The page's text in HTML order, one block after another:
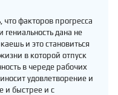
что факторов прогресса
гениальность дана не
и это становиться
в которой отпуск
в череде рабочих
удовлетворение и
и быстрее и с